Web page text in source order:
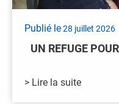
Publié le28 juillet 2026
UN REFUGE
> Lire la suite